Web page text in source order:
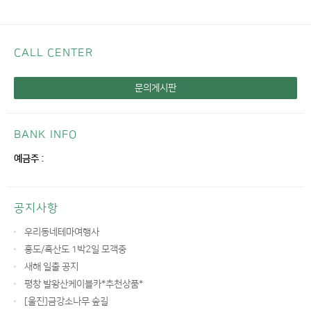
CALL CENTER
문의게시판
BANK INFO
예금주 :
공지사항
우리동네테마여행사
홍도/흑산도 1박2일 모객중
새해 일출 공지
평창 발왕산케이블카*추천상품*
[울진]금강소나무 숲길